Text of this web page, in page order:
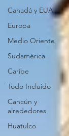
Canadá y EUA
Europa
Medio Oriente
Sudamérica
Caribe
Todo Incluido
Cancún y
alrededores
Huatulco